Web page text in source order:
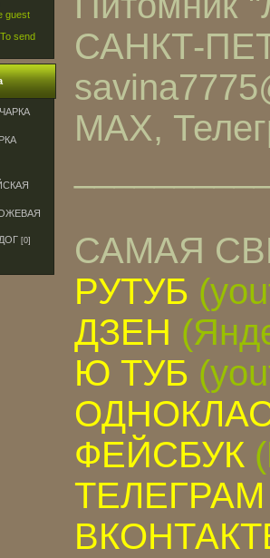
guest
send
[0]
САНКТ-
MAX,
САМАЯ
РУТУБ
ДЗЕН
Ю ТУБ
ФЕЙСБУК